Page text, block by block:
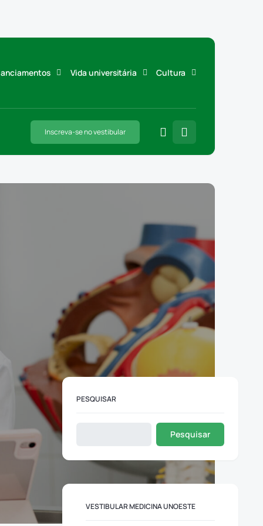
Vida universitária Cultura
Inscreva-se no vestibular
PESQUISAR
Pesquisar
VESTIBULAR MEDICINA UNOESTE